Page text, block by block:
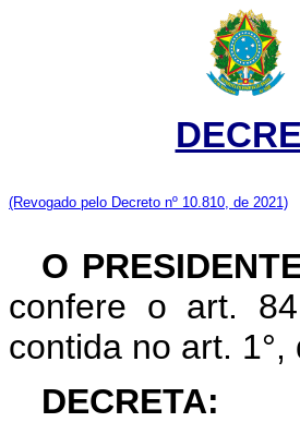
(Revogado pelo Decreto nº 10.810, de 2021)
O
confere o art.
contida no art.
DECRETA: